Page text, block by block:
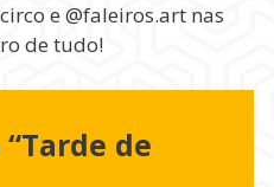
e @faleiros.art nas
de tudo!
de